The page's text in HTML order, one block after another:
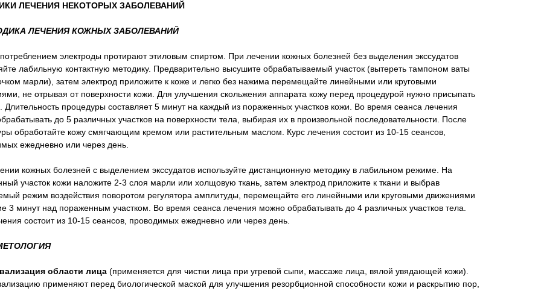
ЛЕЧЕНИЯ НЕКОТОРЫХ ЗАБОЛЕВАНИЙ
ЛЕЧЕНИЯ КОЖНЫХ ЗАБОЛЕВАНИЙ
электроды протирают этиловым спиртом. При лечении кожных болезней без выделения экссудатов
лабильную контактную методику. Предварительно высушите обрабатываемый участок (вытереть тампоном ваты
марли), затем электрод приложите к коже и легко без нажима перемещайте линейными или круговыми
не отрывая от поверхности кожи. Для улучшения скольжения аппарата кожу перед процедурой нужно присыпать
Длительность процедуры составляет 5 минут на каждый из пораженных участков кожи. Во время сеанса лечения
до 5 различных участков на поверхности тела, выбирая их в произвольной последовательности. После
обработайте кожу смягчающим кремом или растительным маслом. Курс лечения состоит из 10-15 сеансов,
ежедневно или через день.
кожных болезней с выделением экссудатов используйте дистанционную методику в лабильном режиме. На
участок кожи наложите 2-3 слоя марли или холщовую ткань, затем электрод приложите к ткани и выбрав
режим воздействия поворотом регулятора амплитуды, перемещайте его линейными или круговыми движениями
3 минут над пораженным участком. Во время сеанса лечения можно обрабатывать до 4 различных участков тела.
состоит из 10-15 сеансов, проводимых ежедневно или через день.
области лица(применяется для чистки лица при угревой сыпи, массаже лица, вялой увядающей кожи).
применяют перед биологической маской для улучшения резорбционной способности кожи и раскрытию пор,